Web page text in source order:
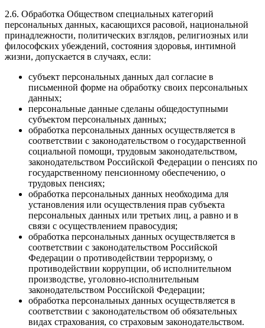
2.6. Обработка Обществом специальных категорий
персональных данных, касающихся расовой, национальной
принадлежности, политических взглядов, религиозных или
философских убеждений, состояния здоровья, интимной
жизни, допускается в случаях, если:
субъект персональных данных дал согласие в
письменной форме на обработку своих персональных
данных;
персональные данные сделаны общедоступными
субъектом персональных данных;
обработка персональных данных осуществляется в
соответствии с законодательством о государственной
социальной помощи, трудовым законодательством,
законодательством Российской Федерации о пенсиях по
государственному пенсионному обеспечению, о
трудовых пенсиях;
обработка персональных данных необходима для
установления или осуществления прав субъекта
персональных данных или третьих лиц, а равно и в
связи с осуществлением правосудия;
обработка персональных данных осуществляется в
соответствии с законодательством Российской
Федерации о противодействии терроризму, о
противодействии коррупции, об исполнительном
производстве, уголовно-исполнительным
законодательством Российской Федерации;
обработка персональных данных осуществляется в
соответствии с законодательством об обязательных
видах страхования, со страховым законодательством.